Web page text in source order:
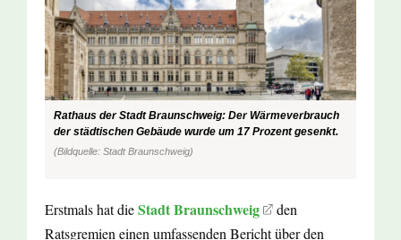
Rathaus der Stadt Braunschweig: Der Wärmeverbrauch
der städtischen Gebäude wurde um 17 Prozent gesenkt.
(Bildquelle: Stadt Braunschweig)
Erstmals hat dieStadt Braunschweig
den
Ratsgremien einen umfassenden Bericht über den